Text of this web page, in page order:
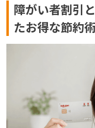
障がい者割引
たお得な節約